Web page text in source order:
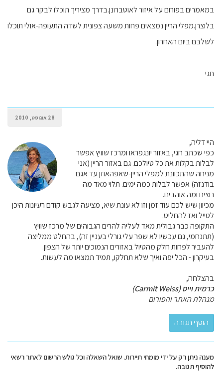
במאמרים בפורום על איזור לאוטברונן.בדרך מציריך תוכלו לבקר גם
בלוצרן.מפלי הריין נמצאים פחות משעה צפונית לשדה התעופה-אולי תוכלו
לשלבם ביום האחרון.
חגי
28 אוגוסט, 2010
היי דליה,
כפי שכתב חגי, באזור יונגפראו ומרכז שוויץ אפשר
לבלות בקלות את כל טיולכם. גם באזור הריין (אני
מניחה שהתכוונת למפלי הריין-שאפהאוזן עד אגם
בודנזה) אפשר לבלות כמה ימים. תלוי מאד מה
רוצים ומה אוהבים.
מכיוון שיש לכם עוד זמן וזו לא עונת שיא, מציעה לגבש קודם רעיונות היכן
לטייל ואז להחליט.
התקופה כבר גבולית מאד לעליה להרים הגבוהים של מרכז שוויץ
(תתנחמי, גם עכשיו לא שפר עלי גורלי בעניין זה), בהחלט ממליצה
להעביר לפחות חלק מהטיול באזורים הנמוכים יותר של הצפון.
בעיקרון - הכל יפה ואיך שלא תחלקו, תמיד תמצאו מה לעשות.
בהצלחה,
כרמית וייס (Carmit Weiss)
מנהלת האתר והפורום
מענה ניתן רק על ידי מומחי תיירות. שואל השאלה וכל גולש הרשום לאתר רשאי
להוסיף תגובה.